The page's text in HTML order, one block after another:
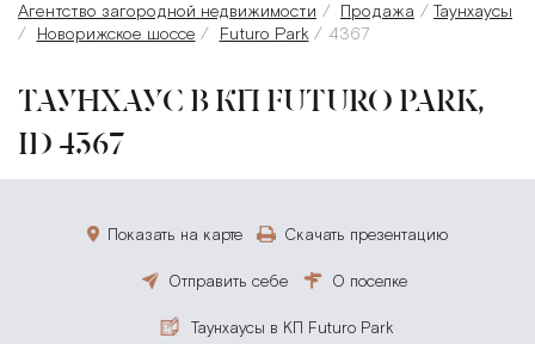
Агентство загородной недвижимости Продажа
Таунхаусы
Новорижское шоссе
Futuro Park 4367
ТАУНХАУС В КП FUTURO PARK,
ID 4367
Показать на карте Скачать презентацию
Отправить себе О поселке
Таунхаусы в КП Futuro Park